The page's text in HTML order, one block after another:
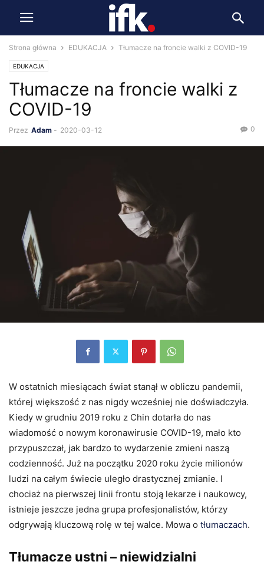
Strona główna EDUKACJA Tłumacze na froncie walki z COVID-19
EDUKACJA
Tłumacze na froncie walki z
COVID-19
Przez Adam - 2020-03-12 0
W ostatnich miesiącach świat stanął w obliczu pandemii,
której większość z nas nigdy wcześniej nie doświadczyła.
Kiedy w grudniu 2019 roku z Chin dotarła do nas
wiadomość o nowym koronawirusie COVID-19, mało kto
przypuszczał, jak bardzo to wydarzenie zmieni naszą
codzienność. Już na początku 2020 roku życie milionów
ludzi na całym świecie uległo drastycznej zmianie. I
chociaż na pierwszej linii frontu stoją lekarze i naukowcy,
istnieje jeszcze jedna grupa profesjonalistów, którzy
odgrywają kluczową rolę w tej walce. Mowa o tłumaczach.
Tłumacze ustni – niewidzialni